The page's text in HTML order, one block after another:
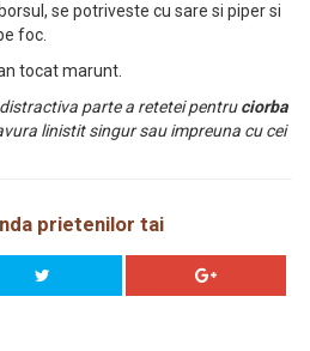
se potriveste cu sare si piper si
foc.
tocat marunt.
parte a retetei pentruciorba
linistit singur sau impreuna cu cei
prietenilor tai